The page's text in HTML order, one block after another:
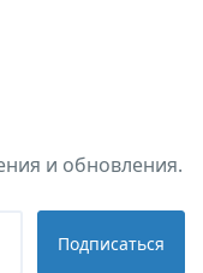
и обновления.
Подписаться